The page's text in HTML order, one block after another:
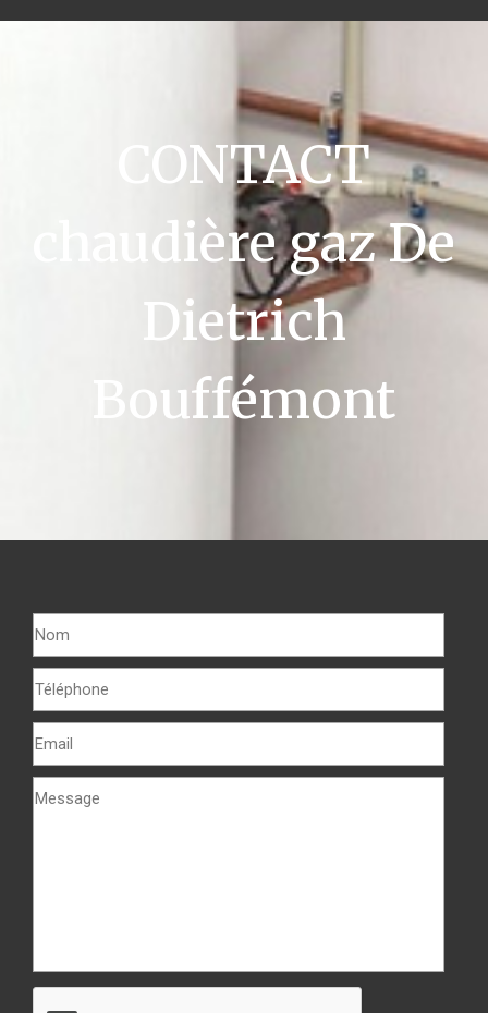
CONTACT
chaudière gaz De
Dietrich
Bouffémont